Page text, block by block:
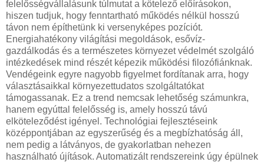
felelősségvállalásunk túlmutat a kötelező előírásokon,
hiszen tudjuk, hogy fenntartható működés nélkül hosszú
távon nem építhetünk ki versenyképes pozíciót.
Energiahatékony világítási megoldások, esővíz-
gazdálkodás és a természetes környezet védelmét szolgáló
intézkedések mind részét képezik működési filozófiánknak.
Vendégeink egyre nagyobb figyelmet fordítanak arra, hogy
választásaikkal környezettudatos szolgáltatókat
támogassanak. Ez a trend nemcsak lehetőség számunkra,
hanem egyúttal felelősség is, amely hosszú távú
elköteleződést igényel. Technológiai fejlesztéseink
középpontjában az egyszerűség és a megbízhatóság áll,
nem pedig a látványos, de gyakorlatban nehezen
használható újítások. Automatizált rendszereink úgy épülnek